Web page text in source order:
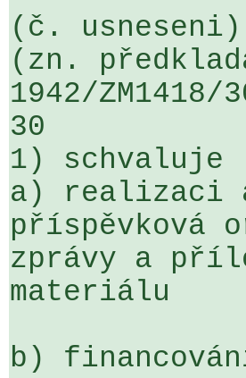
(č. usneseni)
(zn.
1942/
30
1) schvaluje
a) realizaci
příspěvková
zprávy a
materiálu
b)